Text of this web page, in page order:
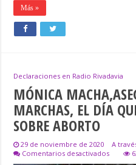
Más »
Declaraciones en Radio Rivadavia
MÓNICA
MARCHAS, EL DÍA
SOBRE ABORTO
29 de noviembre de 2020 A
Comentarios desactivadosen